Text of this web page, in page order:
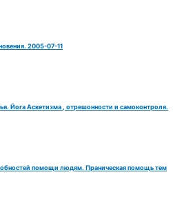
2005-07-11
Йога Аскетизма , отрешонности и самоконтроля.
помощи людям. Праническая помощь тем